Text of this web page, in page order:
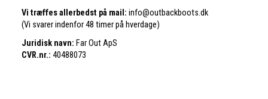
Vi træffes allerbedst på mail: info@outbackboots.dk
(Vi svarer indenfor 48 timer på hverdage)
Juridisk navn: Far Out ApS
CVR.nr.: 40488073